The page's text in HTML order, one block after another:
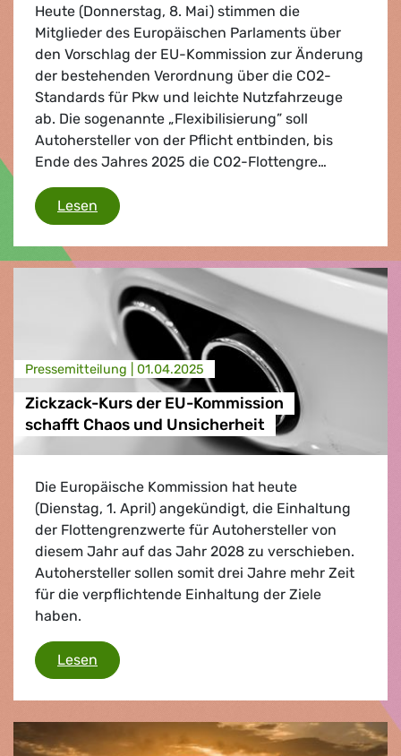
Heute (Donnerstag, 8. Mai) stimmen die
Mitglieder des Europäischen Parlaments über
den Vorschlag der EU-Kommission zur Änderung
der bestehenden Verordnung über die CO2-
Standards für Pkw und leichte Nutzfahrzeuge
ab. Die sogenannte „Flexibilisierung” soll
Autohersteller von der Pflicht entbinden, bis
Ende des Jahres 2025 die CO2-Flottengre…
Lesen Zeitaufschub ist schlecht für das Klima,
Presse­mitteilung | 01.04.2025
Zickzack-Kurs der EU-Kommission
schafft Chaos und Unsicherheit
Die Europäische Kommission hat heute
(Dienstag, 1. April) angekündigt, die Einhaltung
der Flottengrenzwerte für Autohersteller von
diesem Jahr auf das Jahr 2028 zu verschieben.
Autohersteller sollen somit drei Jahre mehr Zeit
für die verpflichtende Einhaltung der Ziele
haben.
Lesen Zickzack-Kurs der EU-Kommission schafft